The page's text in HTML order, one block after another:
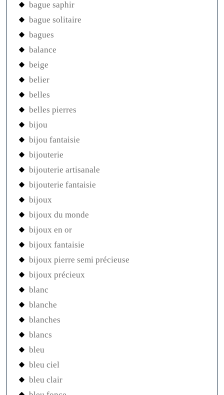
bague saphir
bague solitaire
bagues
balance
beige
belier
belles
belles pierres
bijou
bijou fantaisie
bijouterie
bijouterie artisanale
bijouterie fantaisie
bijoux
bijoux du monde
bijoux en or
bijoux fantaisie
bijoux pierre semi précieuse
bijoux précieux
blanc
blanche
blanches
blancs
bleu
bleu ciel
bleu clair